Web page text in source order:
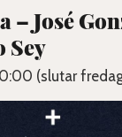
– José
Sey
(slutar